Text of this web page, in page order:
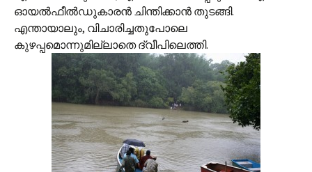
ഓയല്‍ഫീല്‍ഡുകാരന്‍ ചിന്തിക്കാ‍ന്‍ തുടങ്ങി.
എന്തായാലും, വിചാരിച്ചതുപോലെ
കുഴപ്പമൊന്നുമില്ലാതെ ദ്വീപിലെത്തി.